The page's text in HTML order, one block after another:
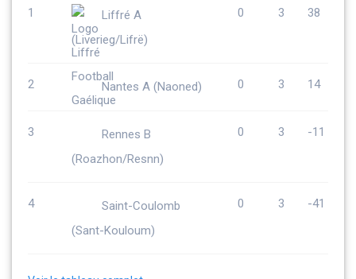
1
Liffré A
(Liverieg/Lifrë)
0 3 38
2 Nantes A (Naoned) 0 3 14
3
Rennes B
(Roazhon/Resnn)
0 3 -11
4
Saint-Coulomb
(Sant-Kouloum)
0 3 -41